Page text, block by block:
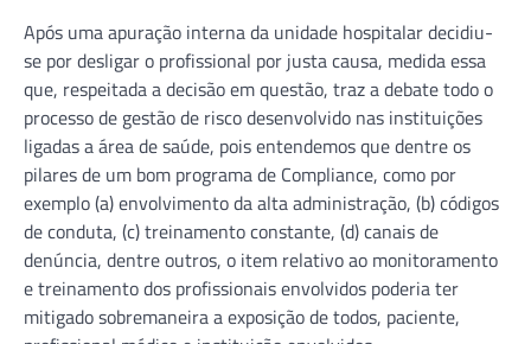
Após uma apuração interna da unidade hospitalar decidiu-
se por desligar o profissional por justa causa, medida essa
que, respeitada a decisão em questão, traz a debate todo o
processo de gestão de risco desenvolvido nas instituições
ligadas a área de saúde, pois entendemos que dentre os
pilares de um bom programa de Compliance, como por
exemplo (a) envolvimento da alta administração, (b) códigos
de conduta, (c) treinamento constante, (d) canais de
denúncia, dentre outros, o item relativo ao monitoramento
e treinamento dos profissionais envolvidos poderia ter
mitigado sobremaneira a exposição de todos, paciente,